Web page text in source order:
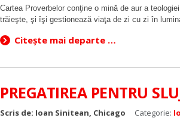
Cartea Proverbelor conţine o mină de aur a
trăieşte, şi îşi gestionează viaţa de zi cu zi în
Citește mai departe …
PREGATIREA PENTRU
Scris de: Ioan Sinitean, Chicago Categorie: